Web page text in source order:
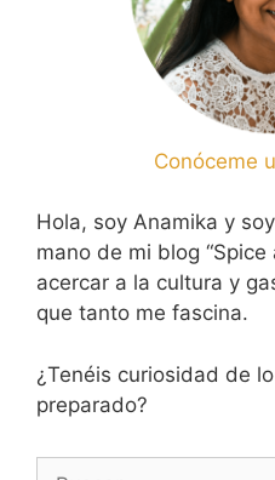
Conóceme
Hola, soy Anamika y
mano de mi blog
acercar a la cultura y
que tanto me fascina.
¿Tenéis curiosidad de
preparado?